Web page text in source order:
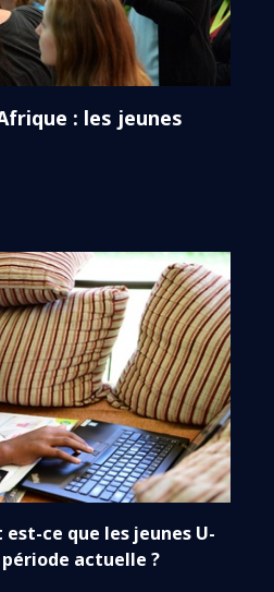
: les jeunes
ce que les jeunes U-
actuelle ?